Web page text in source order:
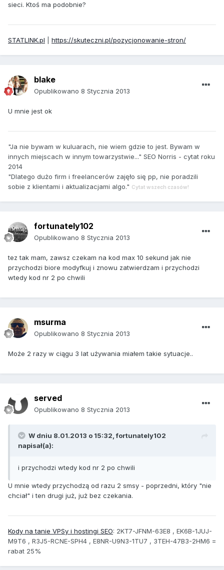
sieci. Ktoś ma podobnie?
STATLINK.pl https://skuteczni.pl/pozycjonowanie-stron/
blake
Opublikowano 8 Stycznia 2013
U mnie jest ok
"Ja nie bywam w kuluarach, nie wiem gdzie to jest. Bywam w
innych miejscach w innym towarzystwie..." SEO Norris - cytat roku
2014
"Dlatego dużo firm i freelancerów zajęło się pp, nie poradzili
sobie z klientami i aktualizacjami algo." Cytat wszech czasów!
fortunately102
Opublikowano 8 Stycznia 2013
tez tak mam, zawsz czekam na kod max 10 sekund jak nie
przychodzi biore modyfkuj i znowu zatwierdzam i przychodzi
wtedy kod nr 2 po chwili
msurma
Opublikowano 8 Stycznia 2013
Może 2 razy w ciągu 3 lat używania miałem takie sytuacje..
served
Opublikowano 8 Stycznia 2013
W dniu 8.01.2013 o 15:32, fortunately102
napisał(a):
i przychodzi wtedy kod nr 2 po chwili
U mnie wtedy przychodzą od razu 2 smsy - poprzedni, który "nie
chciał" i ten drugi już, już bez czekania.
Kody na tanie VPSy i hostingi SEO: 2KT7-JFNM-63E8 , EK6B-1JUJ-
M9T6 , R3J5-RCNE-SPH4 , E8NR-U9N3-1TU7 , 3TEH-47B3-2HM6 =
rabat 25%